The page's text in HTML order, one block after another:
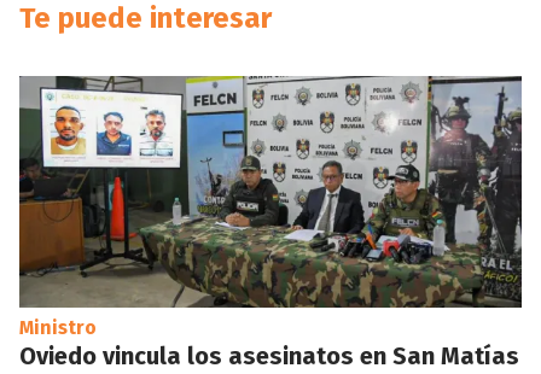
Te puede interesar
Ministro
Oviedo vincula los asesinatos en San Matías